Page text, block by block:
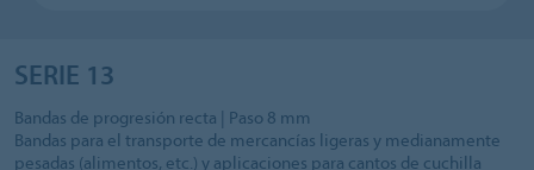
SERIE 13
Bandas de progresión recta | Paso 8 mm
Bandas para el transporte de mercancías ligeras y medianamente
pesadas (alimentos, etc.) y aplicaciones para cantos de cuchilla